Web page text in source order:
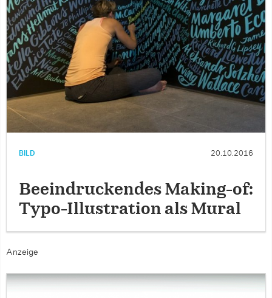
BILD 20.10.2016
Beeindruckendes Making-of:
Typo-Illustration als Mural
Anzeige